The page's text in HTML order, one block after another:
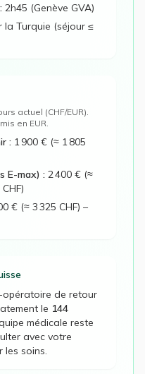
2h45 (Genève GVA)
la Turquie (séjour ≤
actuel (CHF/EUR).
en EUR.
: 1 900 € (≈ 1 805
E-max) : 2 400 € (≈
€ (≈ 3 325 CHF) –
opératoire de retour
le 144
médicale reste
avec votre
soins.